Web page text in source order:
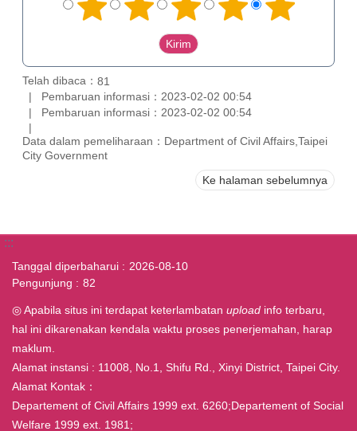
Telah dibaca： 81
Pembaruan informasi：2023-02-02 00:54
Pembaruan informasi：2023-02-02 00:54
Data dalam pemeliharaan：Department of Civil Affairs,Taipei
City Government
Ke halaman sebelumnya
:::
Tanggal diperbaharui
2026-08-10
Pengunjung
82
◎ Apabila situs ini terdapat keterlambatan upload info terbaru,
hal ini dikarenakan kendala waktu proses penerjemahan, harap
maklum.
Alamat instansi : 11008, No.1, Shifu Rd., Xinyi District, Taipei City.
Alamat Kontak：
Departement of Civil Affairs 1999 ext. 6260;Departement of Social
Welfare 1999 ext. 1981;